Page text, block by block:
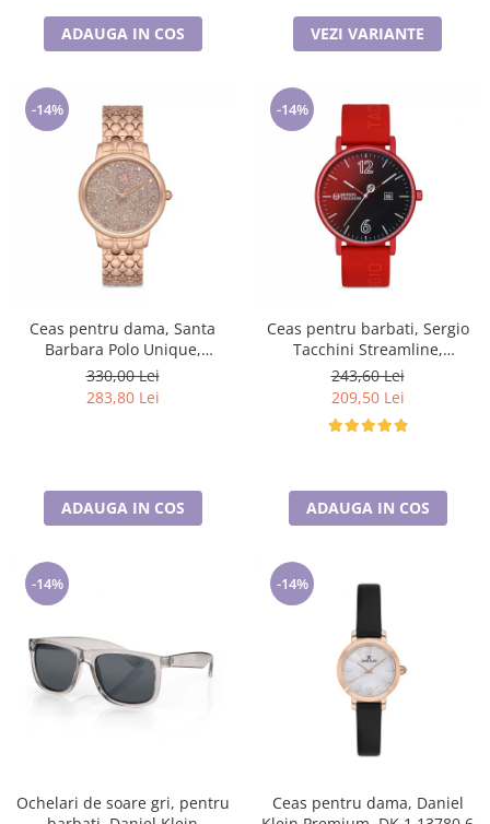
ADAUGA IN COS VEZI VARIANTE
-14%
Ceas pentru dama, Santa
Barbara Polo Unique,
SB.1.10127.2
330,00 Lei
283,80 Lei
ADAUGA IN COS
-14%
Ceas pentru barbati, Sergio
Tacchini Streamline,
ST.1.10116.1
243,60 Lei
209,50 Lei
ADAUGA IN COS
-14%
Ochelari de soare gri, pentru
-14%
Ceas pentru dama, Daniel